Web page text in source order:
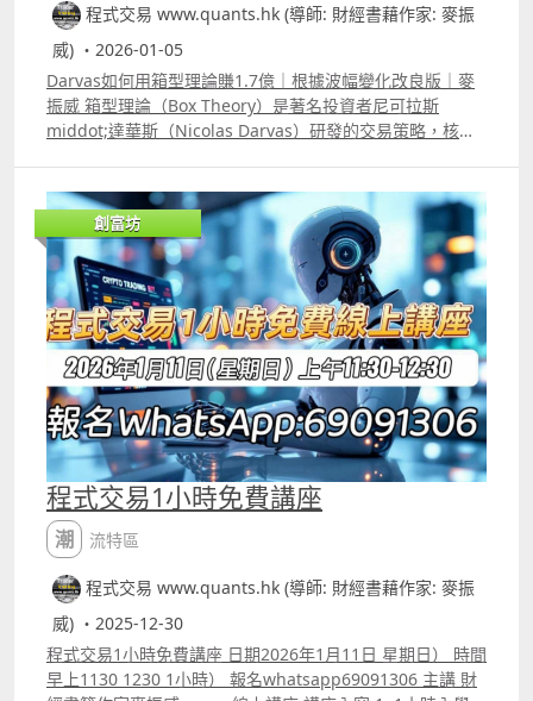
程式交易 www.quants.hk (導師: 財經書藉作家: 麥振
威) ・2026-01-05
Darvas如何用箱型理論賺1.7億｜根據波幅變化改良版｜麥
振威 箱型理論（Box Theory）是著名投資者尼可拉斯
middot;達華斯（Nicolas Darvas）研發的交易策略，核心
1萬美元翻至200萬美元，等同現今的1.6至1.7億港元。 但經
過多年，不少人將Donchain Channel等當作是箱型理論的
使用核心，不過真實交易時，市場的波幅經常改變，這種傳
統使用方法未必適合，真實運用時應該根據市場波幅的變化
調整建立「箱型」的準則，效果會更好。
創富坊
程式交易1小時免費講座
潮流特區
程式交易 www.quants.hk (導師: 財經書藉作家: 麥振
威) ・2025-12-30
程式交易1小時免費講座 日期2026年1月11日 星期日） 時間
早上1130 1230 1小時） 報名whatsapp69091306 主講 財